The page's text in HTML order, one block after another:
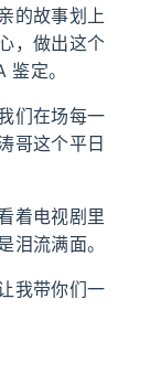
的故事划上
，做出这个
定。
们在场每一
哥这个平日
着电视剧里
泪流满面。
我带你们一